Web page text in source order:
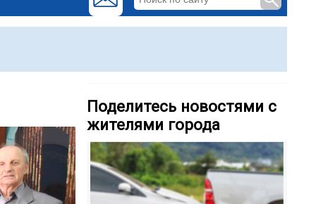
Поделитесь новостями с
жителями города